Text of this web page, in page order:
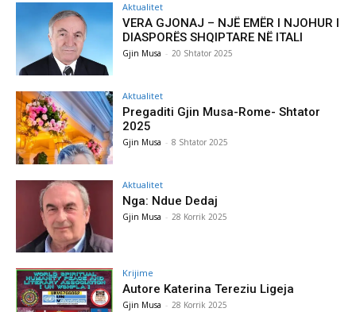
Aktualitet
VERA GJONAJ – NJË EMËR I NJOHUR I
DIASPORËS SHQIPTARE NË ITALI
Gjin Musa - 20 Shtator 2025
Aktualitet
Pregaditi Gjin Musa-Rome- Shtator
2025
Gjin Musa - 8 Shtator 2025
Aktualitet
Nga: Ndue Dedaj
Gjin Musa - 28 Korrik 2025
Krijime
Autore Katerina Tereziu Ligeja
Gjin Musa - 28 Korrik 2025